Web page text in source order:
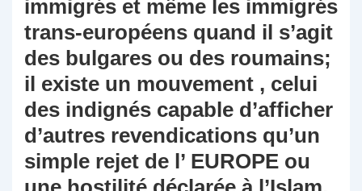
immigrés et même les immigrés
trans-européens quand il s’agit
des bulgares ou des roumains;
il existe un mouvement , celui
des indignés capable d’afficher
d’autres revendications qu’un
simple rejet de l’ EUROPE ou